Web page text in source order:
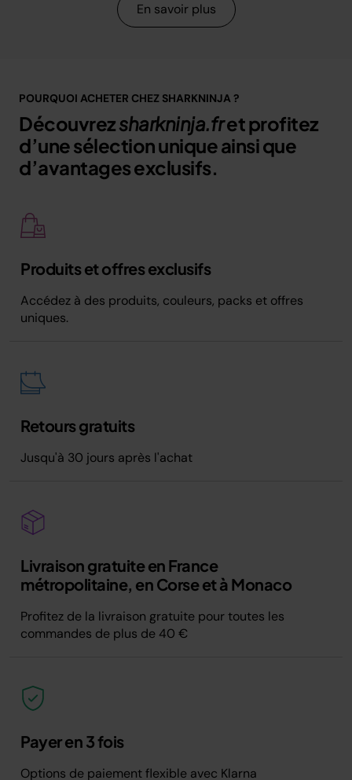
En savoir plus
POURQUOI ACHETER CHEZ SHARKNINJA ?
Découvrezsharkninja.fret profitez
d’une sélection unique ainsi que
d’avantages exclusifs.
Produits et offres exclusifs
Accédez à des produits, couleurs, packs et offres
uniques.
Retours gratuits
Jusqu'à 30 jours après l'achat
Livraison gratuite en France
métropolitaine, en Corse et à Monaco
Profitez de la livraison gratuite pour toutes les
commandes de plus de 40 €
Payer en 3 fois
Options de paiement flexible avec Klarna